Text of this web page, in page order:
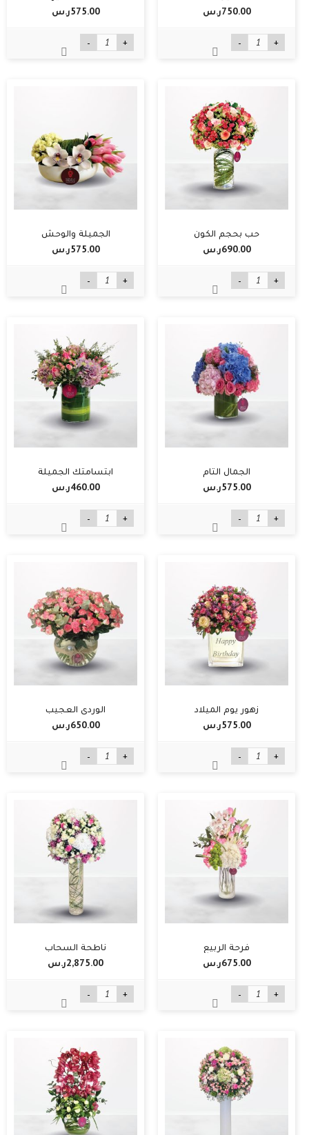
750.00ر.س‏
- +
575.00ر.س‏
- +
حب بحجم الكون
690.00ر.س‏
- +
الجميلة والوحش
575.00ر.س‏
- +
الجمال التام
575.00ر.س‏
- +
ابتسامتك الجميلة
460.00ر.س‏
- +
زهور يوم الميلاد
575.00ر.س‏
- +
الوردي العجيب
650.00ر.س‏
- +
فرحة الربيع
675.00ر.س‏
- +
ناطحة السحاب
2,875.00ر.س‏
- +